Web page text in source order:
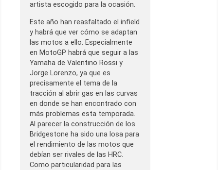
artista escogido para la ocasión.
Este año han reasfaltado el infield
y habrá que ver cómo se adaptan
las motos a ello. Especialmente
en MotoGP habrá que seguir a las
Yamaha de Valentino Rossi y
Jorge Lorenzo, ya que es
precisamente el tema de la
tracción al abrir gas en las curvas
en donde se han encontrado con
más problemas esta temporada.
Al parecer la construcción de los
Bridgestone ha sido una losa para
el rendimiento de las motos que
debían ser rivales de las HRC.
Como particularidad para las